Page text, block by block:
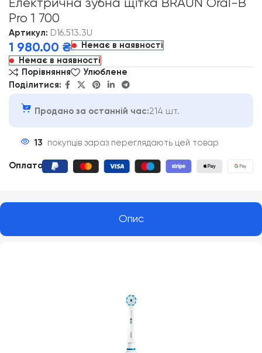
Електрична зубна щітка BRAUN Oral-B
Pro 1 700
Артикул: D16.513.3U
1 980.00 ₴
Немає в наявності
Немає в наявності
Порівняння
Улюблене
Поділитися:
Продано за останній час:214 шт.
13 покупців зараз переглядають цей товар
Оплата
Опис